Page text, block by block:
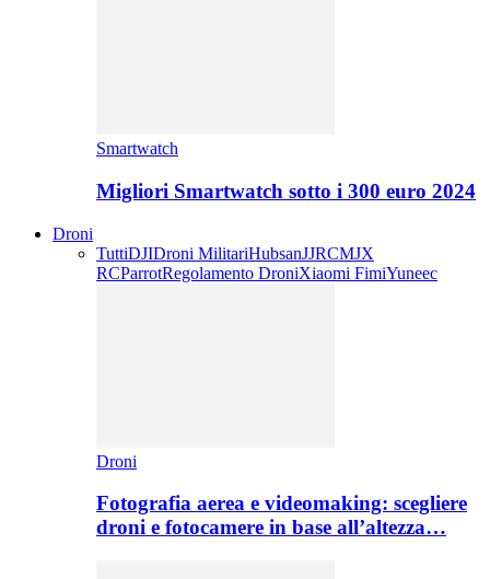
Smartwatch
Migliori Smartwatch sotto i 300 euro 2024
Droni
TuttiDJIDroni MilitariHubsanJJRCMJX
RCParrotRegolamento DroniXiaomi FimiYuneec
Droni
Fotografia aerea e videomaking: scegliere
droni e fotocamere in base all’altezza…